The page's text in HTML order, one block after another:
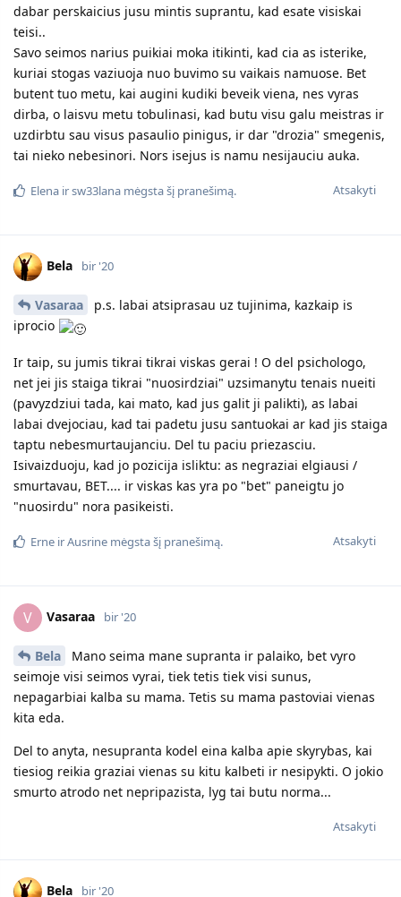
dabar perskaicius jusu mintis suprantu, kad esate visiskai
teisi..
Savo seimos narius puikiai moka itikinti, kad cia as isterike,
kuriai stogas vaziuoja nuo buvimo su vaikais namuose. Bet
butent tuo metu, kai augini kudiki beveik viena, nes vyras
dirba, o laisvu metu tobulinasi, kad butu visu galu meistras ir
uzdirbtu sau visus pasaulio pinigus, ir dar "drozia" smegenis,
tai nieko nebesinori. Nors isejus is namu nesijauciu auka.
Atsakyti
Elena irsw33lana mėgsta šį pranešimą.
Bela bir '20
Vasaraa
p.s. labai atsiprasau uz tujinima, kazkaip is
iprocio
Ir taip, su jumis tikrai tikrai viskas gerai ! O del psichologo,
net jei jis staiga tikrai "nuosirdziai" uzsimanytu tenais nueiti
(pavyzdziui tada, kai mato, kad jus galit ji palikti), as labai
labai dvejociau, kad tai padetu jusu santuokai ar kad jis staiga
taptu nebesmurtaujanciu. Del tu paciu priezasciu.
Isivaizduoju, kad jo pozicija isliktu: as negraziai elgiausi /
smurtavau, BET.... ir viskas kas yra po "bet" paneigtu jo
"nuosirdu" nora pasikeisti.
Atsakyti
Erne irAusrine mėgsta šį pranešimą.
V Vasaraa bir '20
Bela
Mano seima mane supranta ir palaiko, bet vyro
seimoje visi seimos vyrai, tiek tetis tiek visi sunus,
nepagarbiai kalba su mama. Tetis su mama pastoviai vienas
kita eda.
Del to anyta, nesupranta kodel eina kalba apie skyrybas, kai
tiesiog reikia graziai vienas su kitu kalbeti ir nesipykti. O jokio
smurto atrodo net nepripazista, lyg tai butu norma...
Atsakyti
Bela bir '20